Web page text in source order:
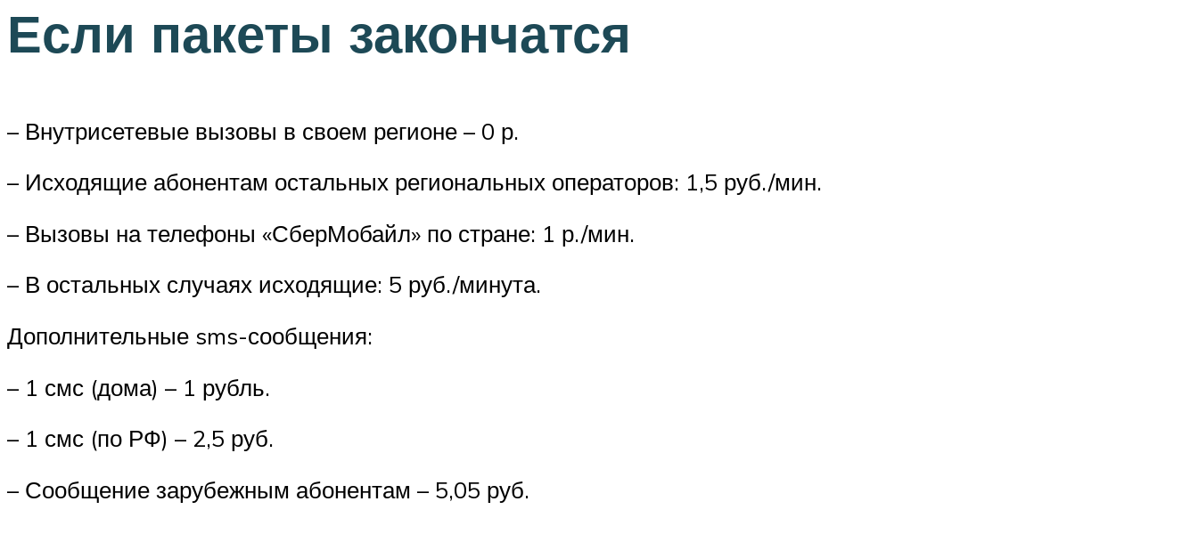
Если пакеты закончатся
– Внутрисетевые вызовы в своем регионе – 0 р.
– Исходящие абонентам остальных региональных операторов: 1,5 руб./мин.
– Вызовы на телефоны «СберМобайл» по стране: 1 р./мин.
– В остальных случаях исходящие: 5 руб./минута.
Дополнительные sms-сообщения:
– 1 смс (дома) – 1 рубль.
– 1 смс (по РФ) – 2,5 руб.
– Сообщение зарубежным абонентам – 5,05 руб.